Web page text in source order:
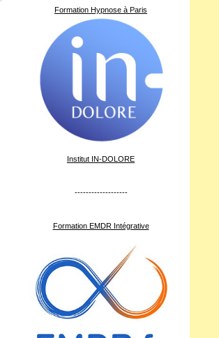
Formation Hypnose à Paris
Institut IN-DOLORE
-------------------
Formation EMDR Intégrative